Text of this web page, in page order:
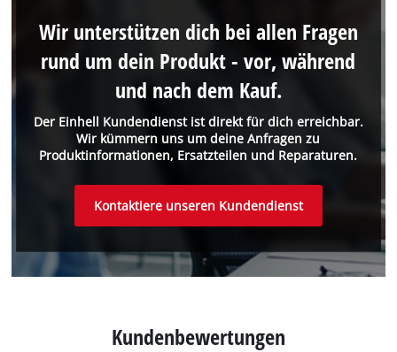
Der Einhell Kundendienst ist direkt für dich erreichbar.
Wir kümmern uns um deine Anfragen zu
Produktinformationen, Ersatzteilen und Reparaturen.
Wir unterstützen dich bei allen Fragen
rund um dein Produkt - vor, während
und nach dem Kauf.
Kontaktiere unseren Kundendienst
Kundenbewertungen